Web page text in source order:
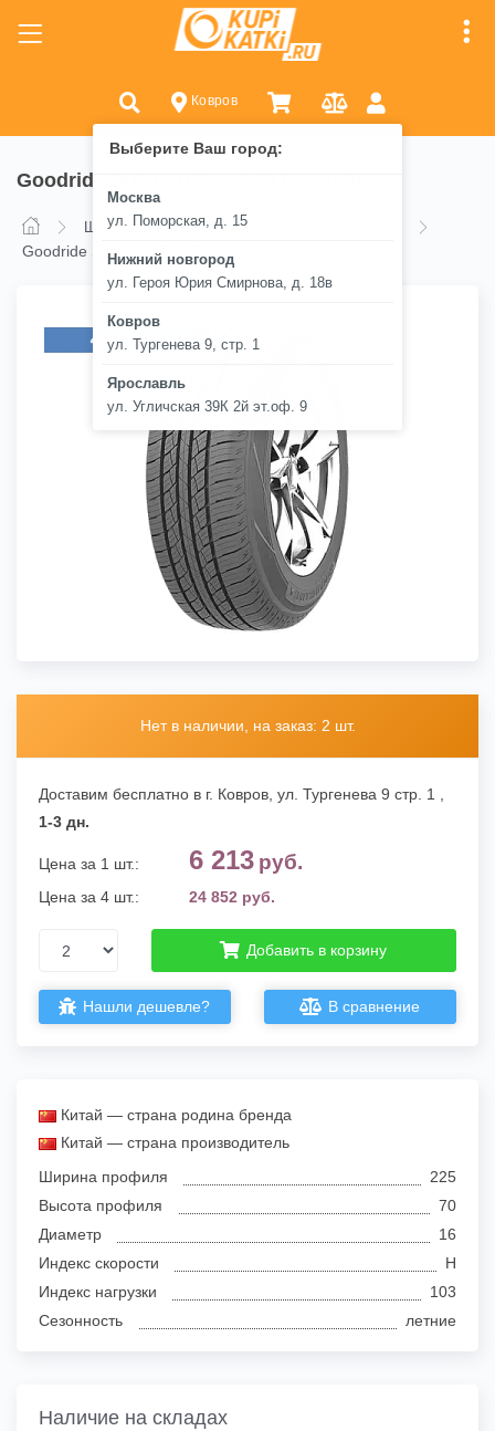
Ковров
Выберите Ваш город:
Москва
ул. Поморская, д. 15
Нижний новгород
ул. Героя Юрия Смирнова, д. 18в
Ковров
ул. Тургенева 9, стр. 1
Ярославль
ул. Угличская 39К 2й эт.оф. 9
Goodride SU318 H/T 225/70 R16 103H
Шины Goodride
Goodride SU318 H/T 225/70 R16 103H
Нет в наличии, на заказ: 2 шт.
Доставим бесплатно в г. Ковров, ул. Тургенева 9 стр. 1
1-3 дн.
Цена за 1 шт.: 6 213 руб.
Цена за 4 шт.: 24 852 руб.
Добавить в корзину
Нашли дешевле? В сравнение
Китай — страна родина бренда
Китай — страна производитель
Ширина профиля
225
Высота профиля
70
Диаметр
16
Индекс скорости
H
Индекс нагрузки
103
Сезонность
летние
Наличие на складах